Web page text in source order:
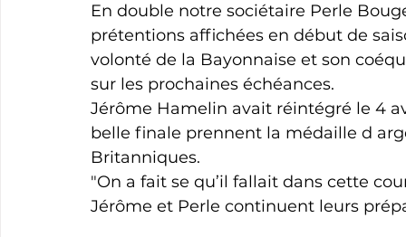
En double notre sociétaire Perle
prétentions affichées en début de
volonté de la Bayonnaise et son
sur les prochaines échéances.
Jérôme Hamelin avait réintégré le 4
belle finale prennent la médaille d
Britanniques.
"On a fait se qu’il fallait dans cette
Jérôme et Perle continuent leurs